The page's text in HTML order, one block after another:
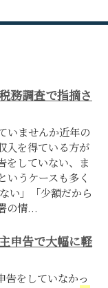
務調査で指摘さ
いませんか近年の
入を得ている方が
をしていない、ま
いうケースも多く
い」「少額だから
の情...
申告で大幅に軽
告をしていなかっ